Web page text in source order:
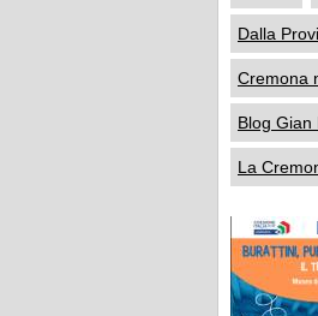
Dalla
Cremona
Blog Gian
La